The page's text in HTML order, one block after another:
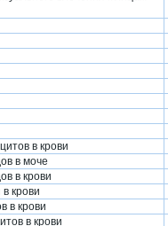
в крови
в моче
в крови
крови
в крови
в крови